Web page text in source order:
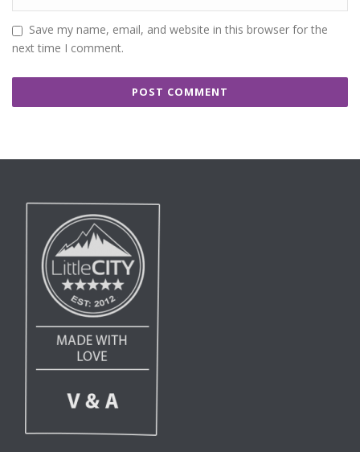
Save my name, email, and website in this browser for the
next time I comment.